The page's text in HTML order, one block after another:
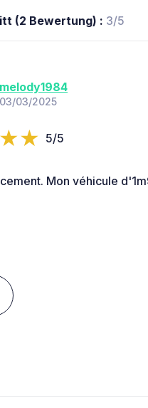
(2 Bewertung) : 3/5
melody1984
03/03/2025
5/5
Mon véhicule